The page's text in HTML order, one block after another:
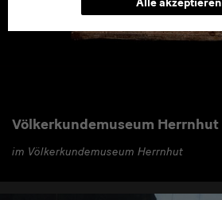
Völkerkundemuseum Herrnhut
im Völkerkundemuseum Herrnhut
Alle akzeptieren